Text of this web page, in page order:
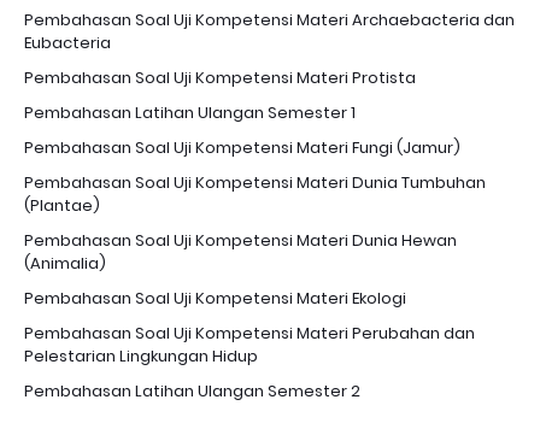
Pembahasan Soal Uji Kompetensi Materi Archaebacteria dan
Eubacteria
Pembahasan Soal Uji Kompetensi Materi Protista
Pembahasan Latihan Ulangan Semester 1
Pembahasan Soal Uji Kompetensi Materi Fungi (Jamur)
Pembahasan Soal Uji Kompetensi Materi Dunia Tumbuhan
(Plantae)
Pembahasan Soal Uji Kompetensi Materi Dunia Hewan
(Animalia)
Pembahasan Soal Uji Kompetensi Materi Ekologi
Pembahasan Soal Uji Kompetensi Materi Perubahan dan
Pelestarian Lingkungan Hidup
Pembahasan Latihan Ulangan Semester 2